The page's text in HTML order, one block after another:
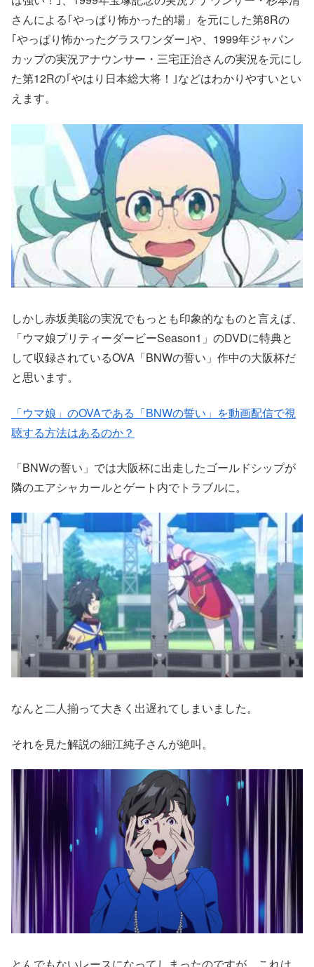
さんによる｢やっぱり怖かった的場」を元にした第8Rの
｢やっぱり怖かったグラスワンダー｣や、1999年ジャパン
カップの実況アナウンサー・三宅正治さんの実況を元にし
た第12Rの｢やはり日本総大将！｣などはわかりやすいとい
えます。
しかし赤坂美聡の実況でもっとも印象的なものと言えば、
「ウマ娘プリティーダービーSeason1」のDVDに特典と
して収録されているOVA「BNWの誓い」作中の大阪杯だ
と思います。
「ウマ娘」のOVAである「BNWの誓い」を動画配信で視
聴する方法はあるのか？
「BNWの誓い」では大阪杯に出走したゴールドシップが
隣のエアシャカールとゲート内でトラブルに。
なんと二人揃って大きく出遅れてしまいました。
それを見た解説の細江純子さんが絶叫。